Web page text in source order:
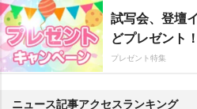
試写会、登壇
どプレゼント！
プレゼント特集
ニュース記事アクセスランキング